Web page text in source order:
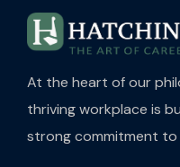
At the heart of our
thriving workplace is
strong commitment